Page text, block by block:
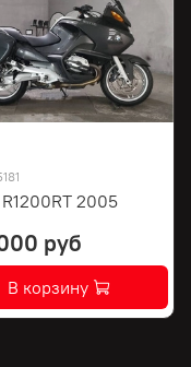
2005
руб
В корзину